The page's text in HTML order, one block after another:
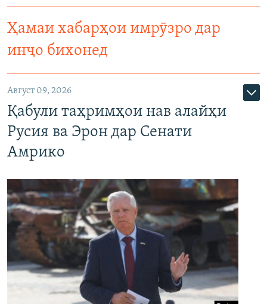
Ҳамаи хабарҳои имрӯзро дар
инҷо бихонед
Август 09, 2026
Қабули таҳримҳои нав алайҳи
Русия ва Эрон дар Сенати
Амрико